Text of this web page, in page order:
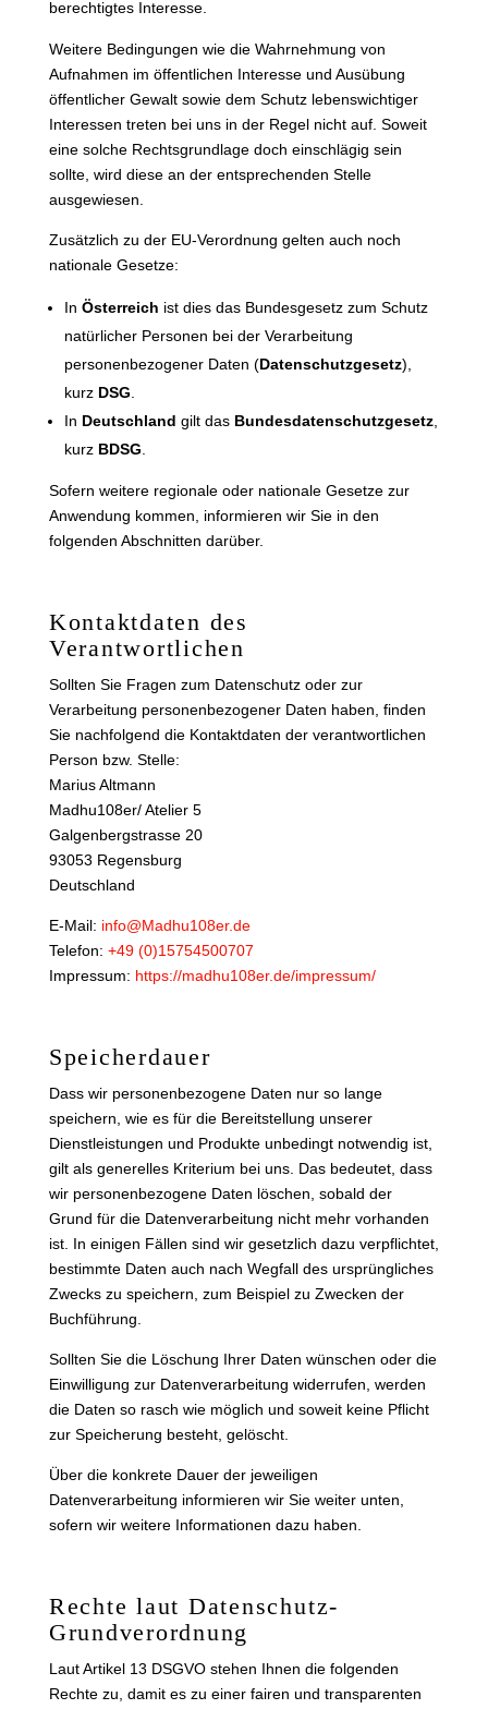
berechtigtes Interesse.
Weitere Bedingungen wie die Wahrnehmung von
Aufnahmen im öffentlichen Interesse und Ausübung
öffentlicher Gewalt sowie dem Schutz lebenswichtiger
Interessen treten bei uns in der Regel nicht auf. Soweit
eine solche Rechtsgrundlage doch einschlägig sein
sollte, wird diese an der entsprechenden Stelle
ausgewiesen.
Zusätzlich zu der EU-Verordnung gelten auch noch
nationale Gesetze:
In Österreich ist dies das Bundesgesetz zum Schutz
natürlicher Personen bei der Verarbeitung
personenbezogener Daten (Datenschutzgesetz),
kurz DSG
In Deutschland gilt das Bundesdatenschutzgesetz,
kurzBDSG
Sofern weitere regionale oder nationale Gesetze zur
Anwendung kommen, informieren wir Sie in den
folgenden Abschnitten darüber.
Kontaktdaten des
Verantwortlichen
Sollten Sie Fragen zum Datenschutz oder zur
Verarbeitung personenbezogener Daten haben, finden
Sie nachfolgend die Kontaktdaten der verantwortlichen
Person bzw. Stelle:
Marius Altmann
Madhu108er/ Atelier 5
Galgenbergstrasse 20
93053 Regensburg
Deutschland
E-Mail: info@Madhu108er.de
Telefon: +49 (0)15754500707
Impressum: https://madhu108er.de/impressum/
Speicherdauer
Dass wir personenbezogene Daten nur so lange
speichern, wie es für die Bereitstellung unserer
Dienstleistungen und Produkte unbedingt notwendig ist,
gilt als generelles Kriterium bei uns. Das bedeutet, dass
wir personenbezogene Daten löschen, sobald der
Grund für die Datenverarbeitung nicht mehr vorhanden
ist. In einigen Fällen sind wir gesetzlich dazu verpflichtet,
bestimmte Daten auch nach Wegfall des ursprüngliches
Zwecks zu speichern, zum Beispiel zu Zwecken der
Buchführung.
Sollten Sie die Löschung Ihrer Daten wünschen oder die
Einwilligung zur Datenverarbeitung widerrufen, werden
die Daten so rasch wie möglich und soweit keine Pflicht
zur Speicherung besteht, gelöscht.
Über die konkrete Dauer der jeweiligen
Datenverarbeitung informieren wir Sie weiter unten,
sofern wir weitere Informationen dazu haben.
Rechte laut Datenschutz-
Grundverordnung
Laut Artikel 13 DSGVO stehen Ihnen die folgenden
Rechte zu, damit es zu einer fairen und transparenten